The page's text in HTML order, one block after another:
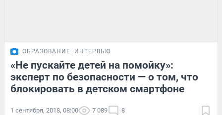
ОБРАЗОВАНИЕ ИНТЕРВЬЮ
«Не пускайте детей на помойку»:
эксперт по безопасности — о том, что
блокировать в детском смартфоне
1 сентября, 2018, 08:00 7 089 8